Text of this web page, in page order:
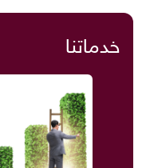
خدماتنا